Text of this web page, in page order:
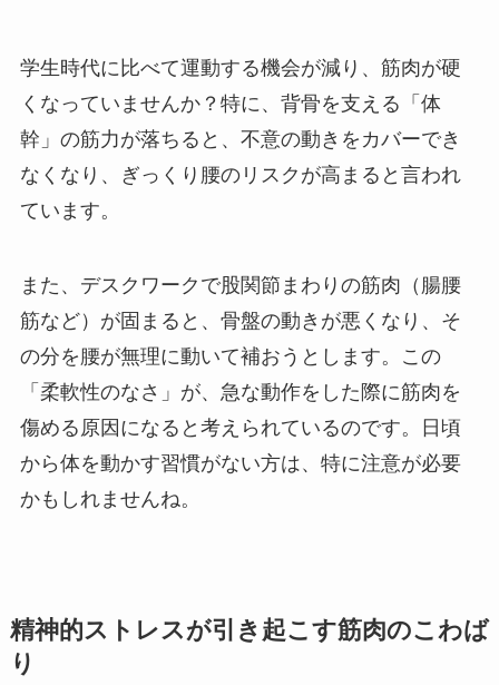
学生時代に比べて運動する機会が減り、筋肉が硬
くなっていませんか？特に、背骨を支える「体
幹」の筋力が落ちると、不意の動きをカバーでき
なくなり、ぎっくり腰のリスクが高まると言われ
ています。
また、デスクワークで股関節まわりの筋肉（腸腰
筋など）が固まると、骨盤の動きが悪くなり、そ
の分を腰が無理に動いて補おうとします。この
「柔軟性のなさ」が、急な動作をした際に筋肉を
傷める原因になると考えられているのです。日頃
から体を動かす習慣がない方は、特に注意が必要
かもしれませんね。
精神的ストレスが引き起こす筋肉のこわば
り